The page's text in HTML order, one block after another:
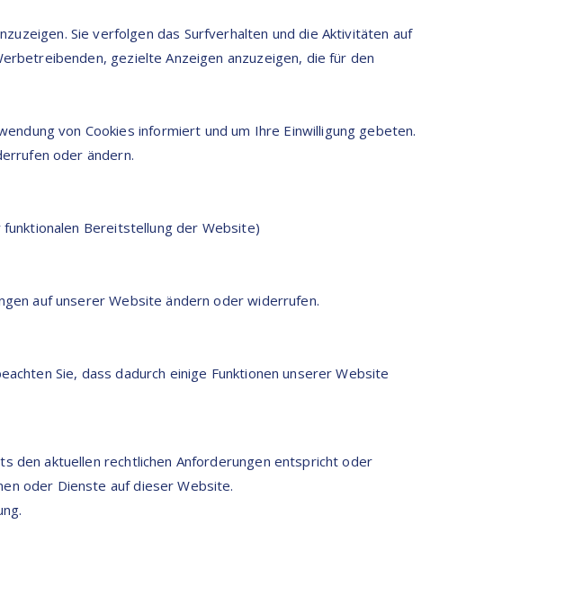
Sie verfolgen das Surfverhalten und die Aktivitäten auf
gezielte Anzeigen anzuzeigen, die für den
von Cookies informiert und um Ihre Einwilligung gebeten.
oder ändern.
Bereitstellung der Website)
auf unserer Website ändern oder widerrufen.
Sie, dass dadurch einige Funktionen unserer Website
den aktuellen rechtlichen Anforderungen entspricht oder
oder Dienste auf dieser Website.